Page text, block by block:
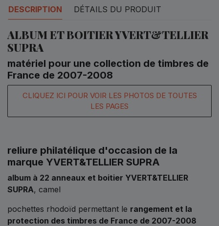
DESCRIPTION DÉTAILS DU PRODUIT
ALBUM ET BOITIER YVERT&TELLIER
SUPRA
matériel pour une collection de timbres de
France de 2007-2008
CLIQUEZ ICI POUR VOIR LES PHOTOS DE TOUTES
LES PAGES
reliure philatélique d'occasion de la
marque YVERT&TELLIER SUPRA
album à 22 anneaux et boitier YVERT&TELLIER
SUPRA, camel
pochettes rhodoïd permettant le rangement et la
protection des timbres de France de 2007-2008